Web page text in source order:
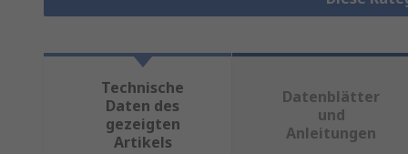
Technische
Daten des
gezeigten
Artikels
Datenblätter
und
Anleitungen